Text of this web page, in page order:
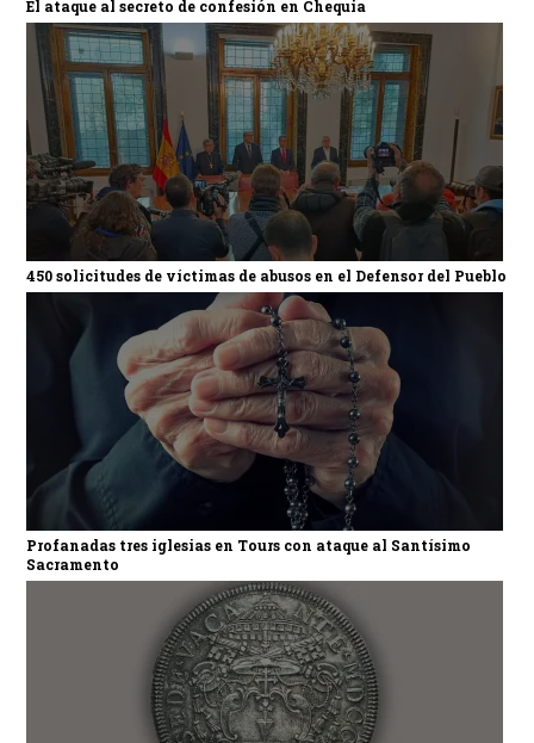
El ataque al secreto de confesión en Chequia
450 solicitudes de víctimas de abusos en el Defensor del Pueblo
Profanadas tres iglesias en Tours con ataque al Santísimo
Sacramento